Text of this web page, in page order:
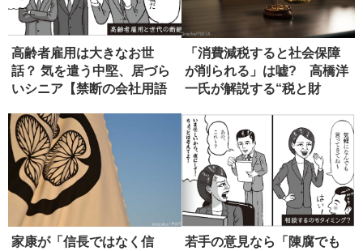
高齢者雇用は大きなお世
話？ 気を遣う中堅、居づら
いシニア【禁断の会社用語
「消費減税すると社会保障
が削られる」は嘘? 高橋洋
一氏が解説する“税と財
家康が「信長ではなく信
若手の意見なら「陳腐でも